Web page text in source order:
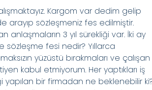
Kargom var dedim gelip
arayıp sözleşmeniz fes edilmiştir.
anlaşmaların 3 yıl sürekliği var. İki ay
fesi nedir? Yıllarca
yüzüstü bırakmaları ve çalışan
kabul etmiyorum. Her yaptıkları iş
yapılan bir firmadan ne beklenebilir